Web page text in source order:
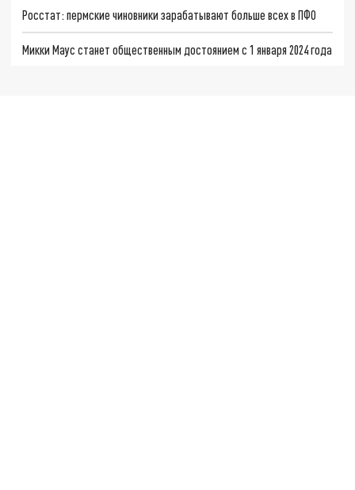
Росстат: пермские чиновники зарабатывают больше всех в ПФО
Микки Маус станет общественным достоянием с 1 января 2024 года